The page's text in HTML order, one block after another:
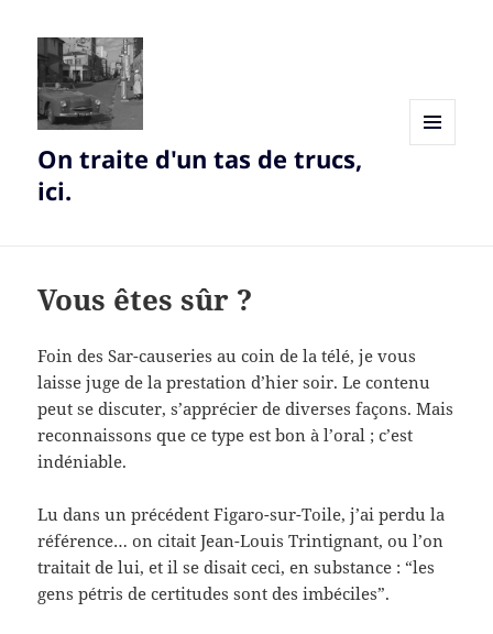
On traite d'un tas de trucs,
ici.
Vous êtes sûr ?
Foin des Sar-causeries au coin de la télé, je vous
laisse juge de la prestation d’hier soir. Le contenu
peut se discuter, s’apprécier de diverses façons. Mais
reconnaissons que ce type est bon à l’oral ; c’est
indéniable.
Lu dans un précédent Figaro-sur-Toile, j’ai perdu la
référence… on citait Jean-Louis Trintignant, ou l’on
traitait de lui, et il se disait ceci, en substance : “les
gens pétris de certitudes sont des imbéciles”.